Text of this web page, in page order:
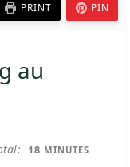
PRINT PIN
au
18 MINUTES
MINUTES